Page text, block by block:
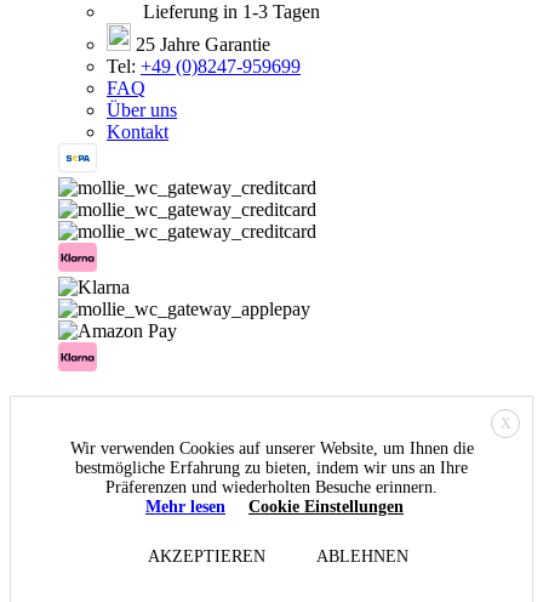
Lieferung in 1-3 Tagen
25 Jahre Garantie
Tel: +49 (0)8247-959699
FAQ
Über uns
Kontakt
X
Wir verwenden Cookies auf unserer Website, um Ihnen die
bestmögliche Erfahrung zu bieten, indem wir uns an Ihre
Präferenzen und wiederholten Besuche erinnern.
Mehr lesen
Cookie Einstellungen
AKZEPTIEREN ABLEHNEN